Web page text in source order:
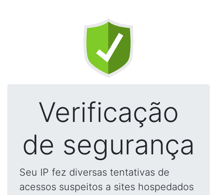
Verificação
de segurança
Seu IP fez diversas tentativas de
acessos suspeitos a sites hospedados